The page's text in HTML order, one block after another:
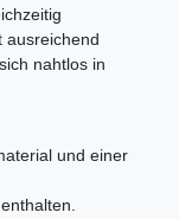
ausreichend
nahtlos in
und einer